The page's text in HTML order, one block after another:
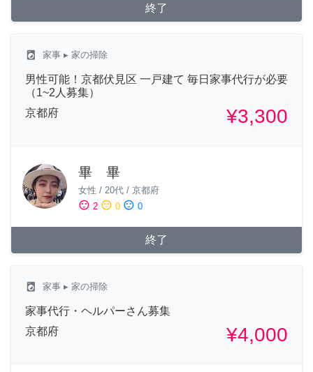
終了
local_laundry_service 家事 ▸ 家の掃除
男性可能！京都伏見区 一戸建て 毎日家事代行が必要
（1~2人募集）
京都府
¥3,300
畢 畢
女性 / 20代 / 京都府
sentiment_satisfied 2 sentiment_neutral 0 sentiment_dissatisfied 0
終了
local_laundry_service 家事 ▸ 家の掃除
家事代行・ヘルパーさん募集
京都府
¥4,000